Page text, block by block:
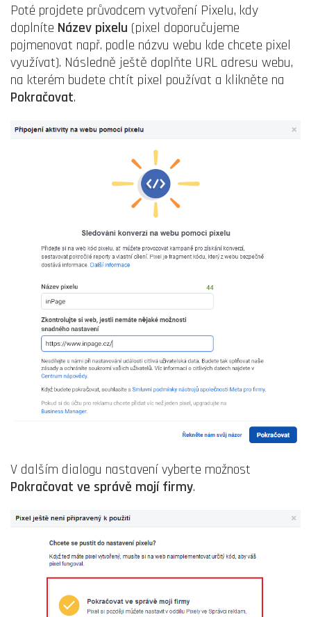
Poté projdete průvodcem vytvoření Pixelu, kdy
doplníte Název pixelu (pixel doporučujeme
pojmenovat např. podle názvu webu kde chcete pixel
využívat). Následně ještě doplňte URL adresu webu,
na kterém budete chtít pixel používat a klikněte na
Pokračovat.
V dalším dialogu nastavení vyberte možnost
Pokračovat ve správě mojí firmy.